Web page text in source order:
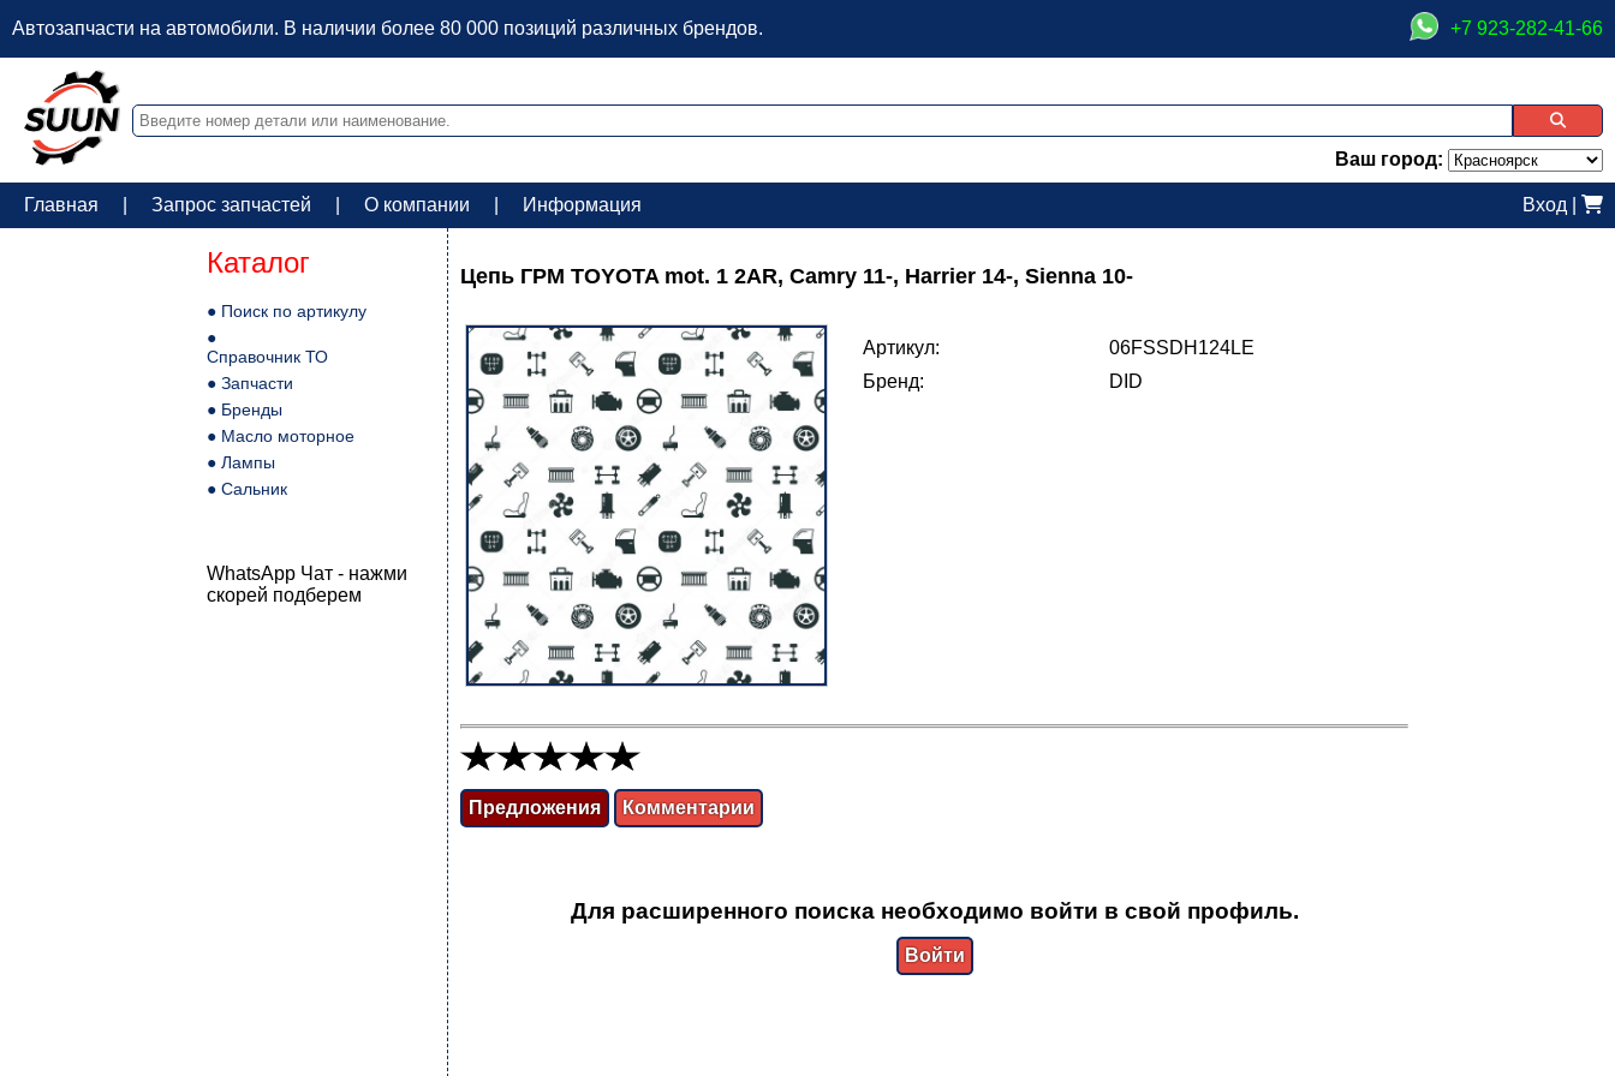
Автозапчасти на автомобили. В наличии более 80 000 позиций различных брендов. +7 923-282-41-66
Ваш город:
Вход
Главная Запрос запчастей О компании Информация
Каталог
● Поиск по артикулу
●
Справочник ТО
● Запчасти
● Бренды
● Масло моторное
● Лампы
● Сальник
WhatsApp Чат - нажми
скорей подберем
Цепь ГРМ TOYOTA mot. 1 2AR, Camry 11-, Harrier 14-, Sienna 10-
Артикул:
06FSSDH124LE
Бренд:
DID
Предложения Комментарии
Для расширенного поиска необходимо войти в свой профиль.
Войти